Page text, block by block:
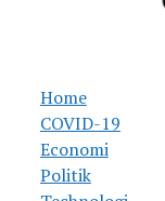
Home
COVID-19
Economi
Politik